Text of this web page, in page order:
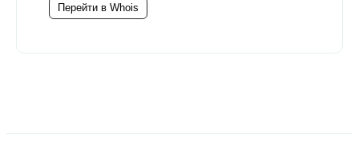
Перейти в Whois